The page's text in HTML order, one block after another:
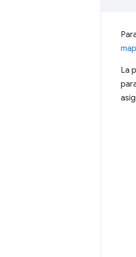
La